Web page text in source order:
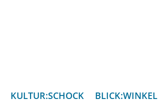
KULTUR:SCHOCK BLICK:WINKEL